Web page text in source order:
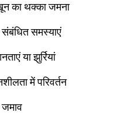
का थक्का जमना
समस्याएं
या झुर्रियां
में परिवर्तन
जमाव